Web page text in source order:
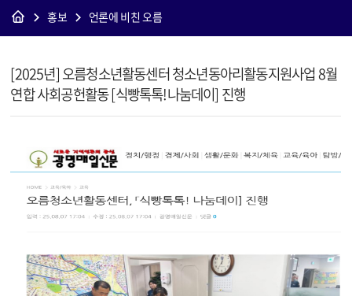
홍보 언론에 비친 오름
[2025년] 오름청소년활동센터 청소년동아리활동지원사업 8월
연합 사회공헌활동 [식빵톡톡!나눔데이] 진행